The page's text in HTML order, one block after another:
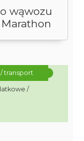
wąwozu
/ transport
/